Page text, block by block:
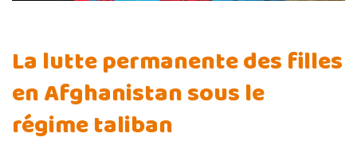
La lutte permanente des filles
en Afghanistan sous le
régime taliban